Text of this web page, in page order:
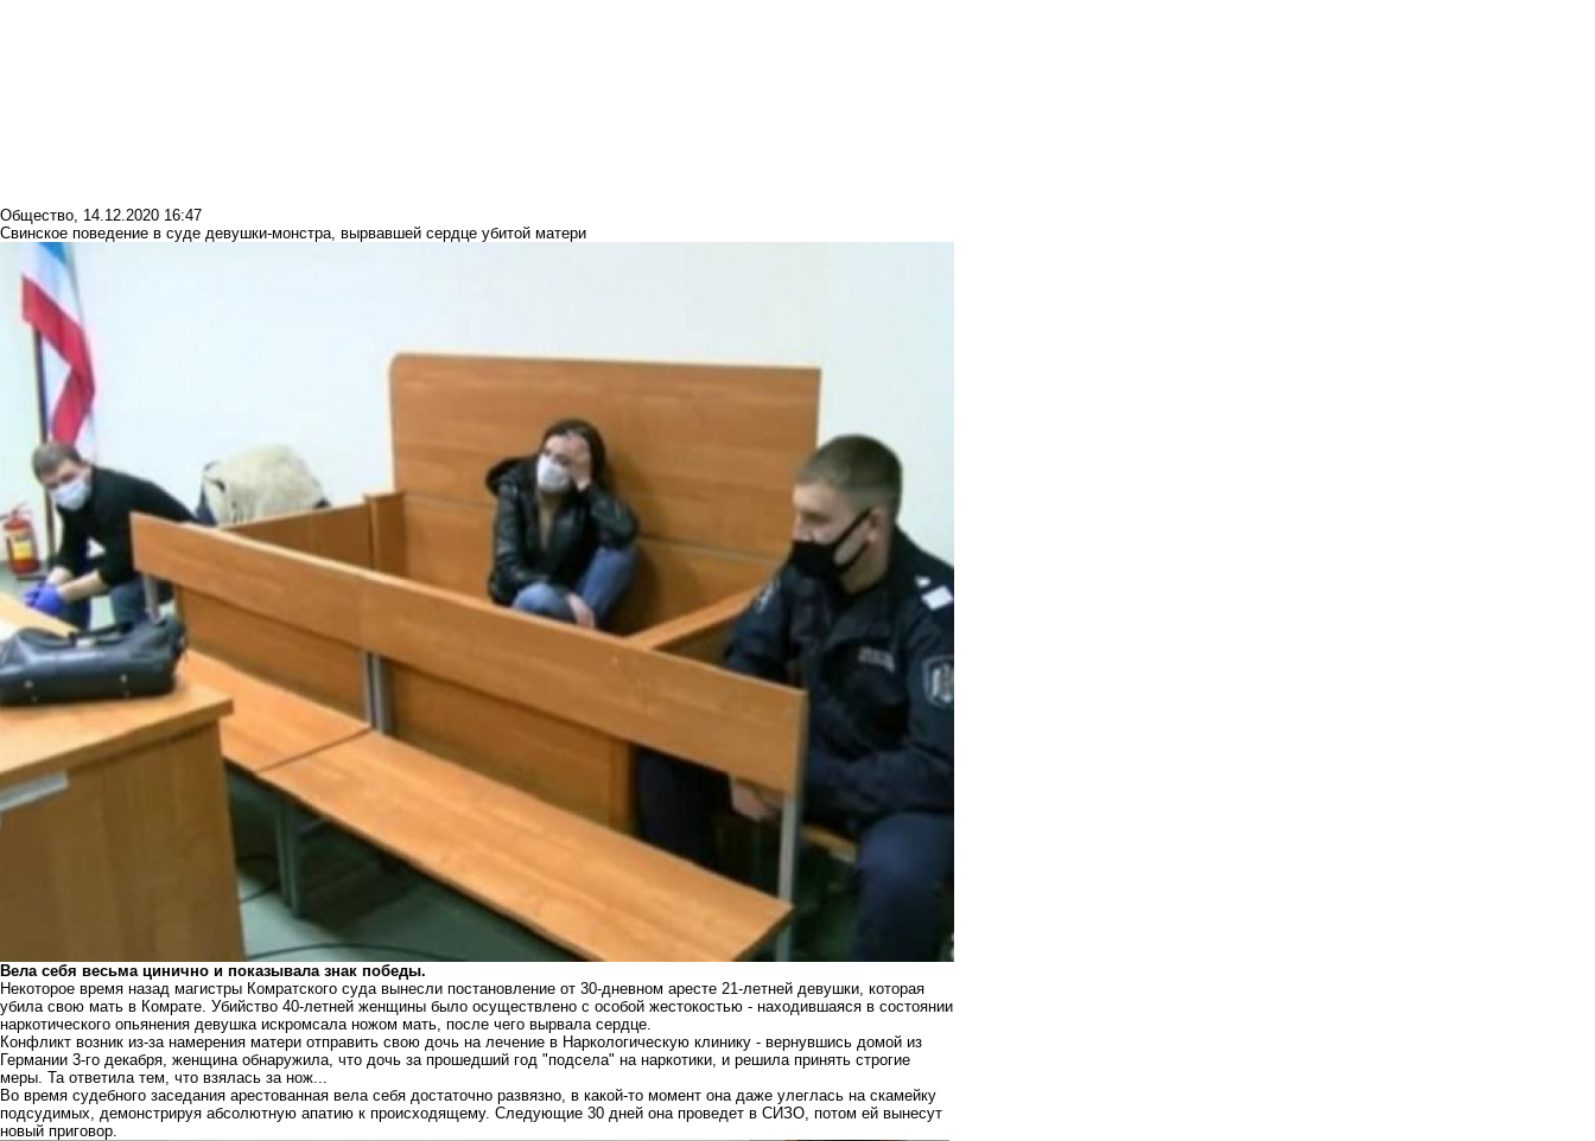
Общество, 14.12.2020 16:47
Свинское поведение в суде девушки-монстра, вырвавшей сердце убитой матери
Вела себя весьма цинично и показывала знак победы.
Некоторое время назад магистры Комратского суда вынесли постановление от 30-дневном аресте 21-летней девушки, которая
убила свою мать в Комрате. Убийство 40-летней женщины было осуществлено с особой жестокостью - находившаяся в состоянии
наркотического опьянения девушка искромсала ножом мать, после чего вырвала сердце.
Конфликт возник из-за намерения матери отправить свою дочь на лечение в Наркологическую клинику - вернувшись домой из
Германии 3-го декабря, женщина обнаружила, что дочь за прошедший год "подсела" на наркотики, и решила принять строгие
меры. Та ответила тем, что взялась за нож...
Во время судебного заседания арестованная вела себя достаточно развязно, в какой-то момент она даже улеглась на скамейку
подсудимых, демонстрируя абсолютную апатию к происходящему. Следующие 30 дней она проведет в СИЗО, потом ей вынесут
новый приговор.